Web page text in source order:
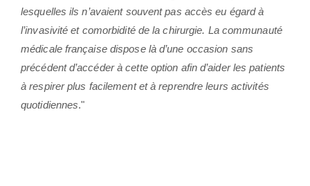
lesquelles ils n’avaient souvent pas accès eu égard à
l’invasivité et comorbidité de la chirurgie. La communauté
médicale française dispose là d’une occasion sans
précédent d’accéder à cette option afin d’aider les patients
à respirer plus facilement et à reprendre leurs activités
quotidiennes."